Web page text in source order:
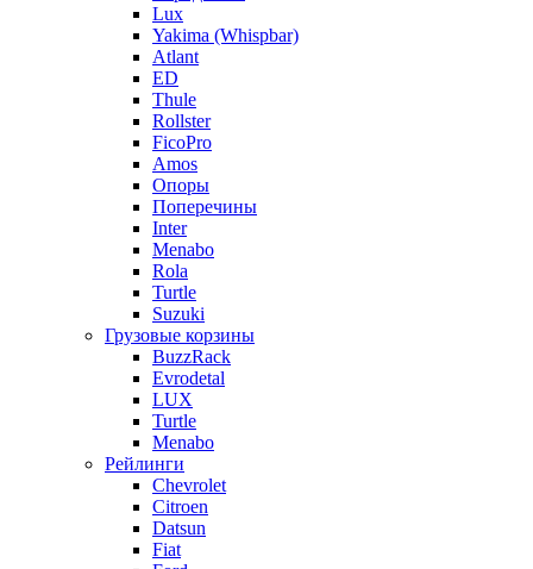
Lux
Yakima (Whispbar)
Atlant
ED
Thule
Rollster
FicoPro
Amos
Опоры
Поперечины
Inter
Menabo
Rola
Turtle
Suzuki
Грузовые корзины
BuzzRack
Evrodetal
LUX
Turtle
Menabo
Рейлинги
Chevrolet
Citroen
Datsun
Fiat